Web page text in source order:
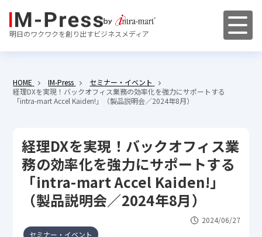
明日のワクワクを創り出すビジネスメディア
HOME IM-Press
セミナー・イベント
経理DXを実現！バックオフィス業務の効率化を強力にサポートする
「intra-mart Accel Kaiden!」（製品説明会／2024年8月）
経理DXを実現！バックオフィス業
務の効率化を強力にサポートする
「intra-mart Accel Kaiden!」
（製品説明会／2024年8月）
2024/06/27
セミナー・イベント